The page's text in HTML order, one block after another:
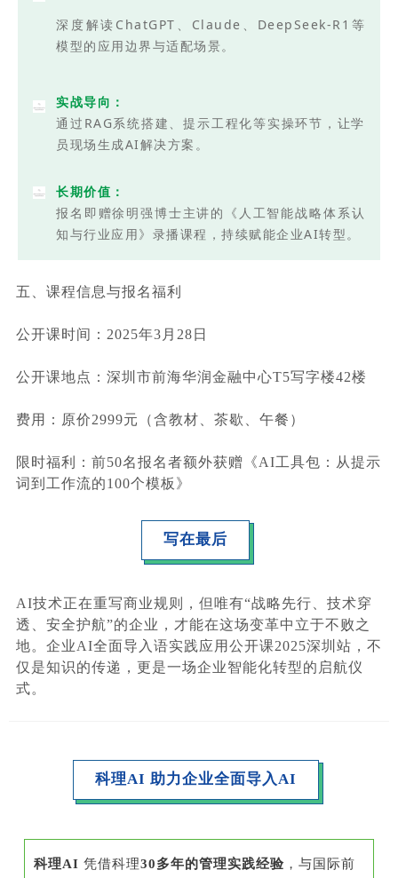
深度解读ChatGPT、Claude、DeepSeek-R1等
模型的应用边界与适配场景。
实战导向：
通过RAG系统搭建、提示工程化等实操环节，让学
员现场生成AI解决方案。
长期价值：
报名即赠徐明强博士主讲的《人工智能战略体系认
知与行业应用》录播课程，持续赋能企业AI转型。
五、课程信息与报名福利
公开课时间：2025年3月28日
公开课地点：深圳市前海华润金融中心T5写字楼42楼
费用：原价2999元（含教材、茶歇、午餐）
限时福利：前50名报名者额外获赠《AI工具包：从提示
词到工作流的100个模板》
写在最后
AI技术正在重写商业规则，但唯有“战略先行、技术穿
透、安全护航”的企业，才能在这场变革中立于不败之
地。企业AI全面导入语实践应用公开课2025深圳站，不
仅是知识的传递，更是一场企业智能化转型的启航仪
式。
科理AI 助力企业全面导入AI
科理AI 凭借科理30多年的管理实践经验 ，与国际前